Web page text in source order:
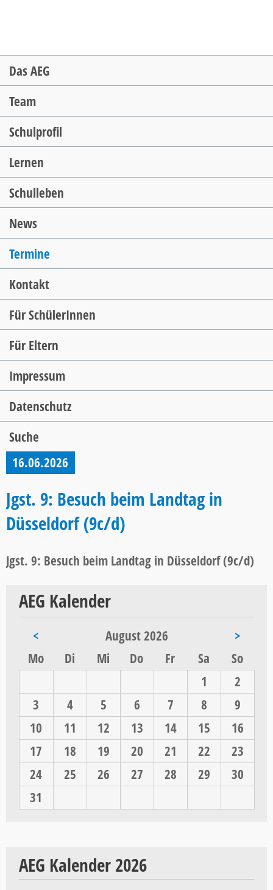
Navigation
überspringen
Das AEG
Team
Schulprofil
Lernen
Schulleben
News
Termine
Kontakt
Für SchülerInnen
Für Eltern
Impressum
Datenschutz
Suche
16.06.2026
Jgst. 9: Besuch beim Landtag in
Düsseldorf (9c/d)
Jgst. 9: Besuch beim Landtag in Düsseldorf (9c/d)
AEG Kalender
< August 2026
>
MontagDienstag
Mittwoch
Donnerstag
FreitagSamstag
Sonntag
1
2
3
4 5 6 7 8
9
10
11 12 13 14 15
16
17
18 19 20 21 22
23
24
25 26 27 28 29
30
31
AEG Kalender 2026